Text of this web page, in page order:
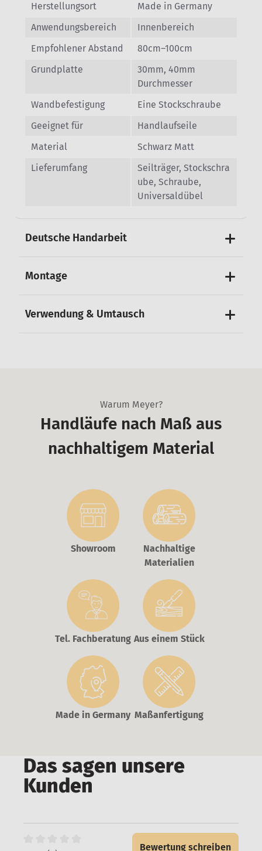
Herstellungsort
Made in Germany
Anwendungsbereich
Innenbereich
Empfohlener Abstand
80cm–100cm
Grundplatte
30mm, 40mm
Durchmesser
Wandbefestigung
Eine Stockschraube
Geeignet für
Handlaufseile
Material
Schwarz Matt
Lieferumfang
Seilträger, Stockschra
ube, Schraube,
Universaldübel
Deutsche Handarbeit
Montage
Verwendung & Umtausch
Warum Meyer?
Handläufe nach Maß aus
nachhaltigem Material
Showroom
Nachhaltige
Materialien
Tel. Fachberatung Aus einem Stück
Made in Germany Maßanfertigung
Das sagen unsere
Kunden
Bewertung schreiben